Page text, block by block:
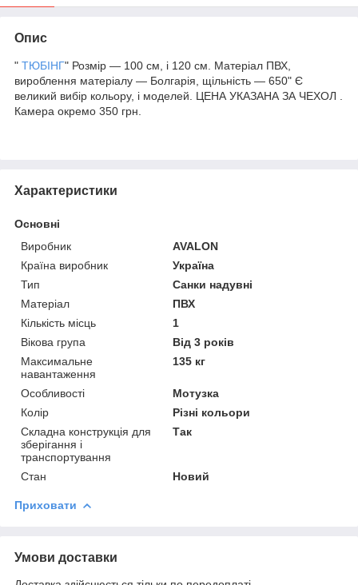
Опис
" ТЮБІНГ" Розмір — 100 см, і 120 см. Матеріал ПВХ,
вироблення матеріалу — Болгарія, щільність — 650" Є
великий вибір кольору, і моделей. ЦЕНА УКАЗАНА ЗА ЧЕХОЛ .
Камера окремо 350 грн.
Характеристики
Основні
Виробник
AVALON
Країна виробник
Україна
Тип
Санки надувні
Матеріал
ПВХ
Кількість місць
1
Вікова група
Від 3 років
Максимальне
навантаження
135 кг
Особливості
Мотузка
Колір
Різні кольори
Складна конструкція для
зберігання і
транспортування
Так
Стан Новий
Приховати
Умови доставки